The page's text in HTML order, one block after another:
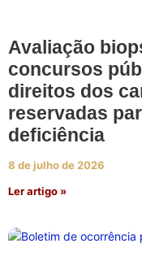
Avaliação
concursos
direitos dos
reservadas
deficiência
8 de julho de 2026
Ler artigo »